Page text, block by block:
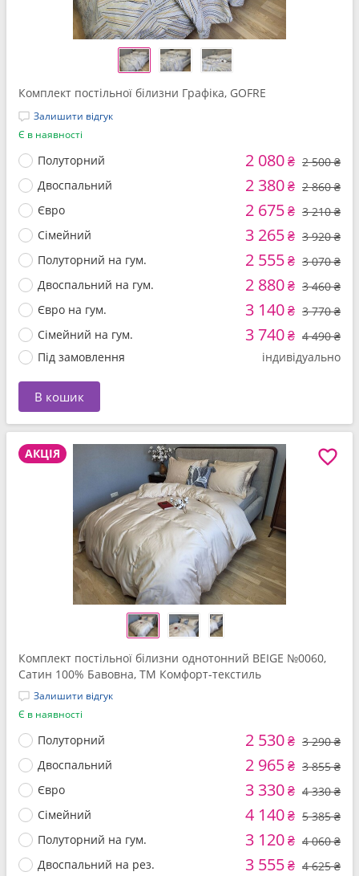
Комплект постільної білизни Графіка, GOFRE
Залишити відгук
Є в наявності
Полуторний 2 080₴ 2 500 ₴
Двоспальний
2 380₴ 2 860 ₴
Євро
2 675₴ 3 210 ₴
Сімейний
3 265₴ 3 920 ₴
Полуторний на гум.
2 555₴ 3 070 ₴
Двоспальний на гум.
2 880₴ 3 460 ₴
Євро на гум.
3 140₴ 3 770 ₴
Сімейний на гум.
3 740₴ 4 490 ₴
Під замовлення
індивідуально
В кошик
АКЦІЯ
Комплект постільної білизни однотонний BEIGE №0060,
Сатин 100% Бавовна, ТМ Комфорт-текстиль
Залишити відгук
Є в наявності
Полуторний 2 530₴ 3 290 ₴
Двоспальний
2 965₴ 3 855 ₴
Євро
3 330₴ 4 330 ₴
Сімейний
4 140₴ 5 385 ₴
Полуторний на гум.
3 120₴ 4 060 ₴
Двоспальний на рез.
3 555₴ 4 625 ₴